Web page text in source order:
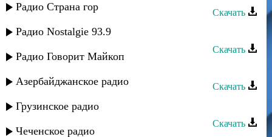
Радио Страна гор
Радио Nostalgie 93.9
Радио Говорит Майкоп
Азербайджанское радио
Грузинское радио
Чеченское радио
Скачать
Гапцах группа - РикIяй акъудмир
Скачать
Скачать
Гапцах группа - Вил алаз тун
Скачать